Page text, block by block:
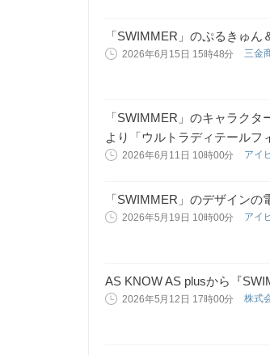
「SWIMMER」のぷるきゅん
2026年6月15日 15時48分 三金
「SWIMMER」のキャラク
より「ウルトラディテール
2026年6月11日 10時00分 アイ
「SWIMMER」のデザインの
2026年5月19日 10時00分 アイ
AS KNOW AS plusから『
2026年5月12日 17時00分 株式